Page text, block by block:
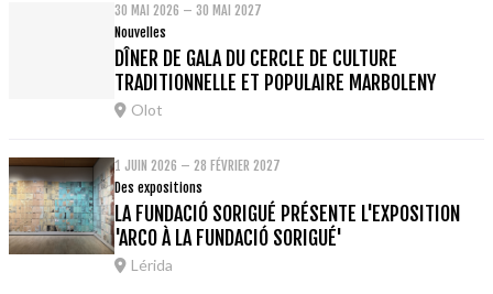
30 MAI 2026 – 30 MAI 2027
Nouvelles
DÎNER DE GALA DU CERCLE DE CULTURE
TRADITIONNELLE ET POPULAIRE MARBOLENY
Olot
1 JUIN 2026 – 28 FÉVRIER 2027
Des expositions
LA FUNDACIÓ SORIGUÉ PRÉSENTE L'EXPOSITION
'ARCO À LA FUNDACIÓ SORIGUÉ'
Lérida